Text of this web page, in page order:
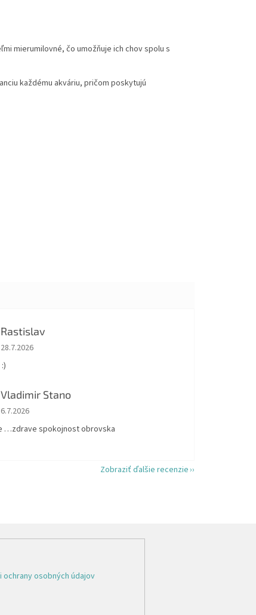
mierumilovné, čo umožňuje ich chov spolu s
každému akváriu, pričom poskytujú
Rastislav
Hodnotenie obchodu je 5 z 5 hviezdičiek.
28.7.2026
Vladimir Stano
Hodnotenie obchodu je 5 z 5 hviezdičiek.
6.7.2026
…zdrave spokojnost obrovska
Zobraziť ďalšie recenzie
ochrany osobných údajov